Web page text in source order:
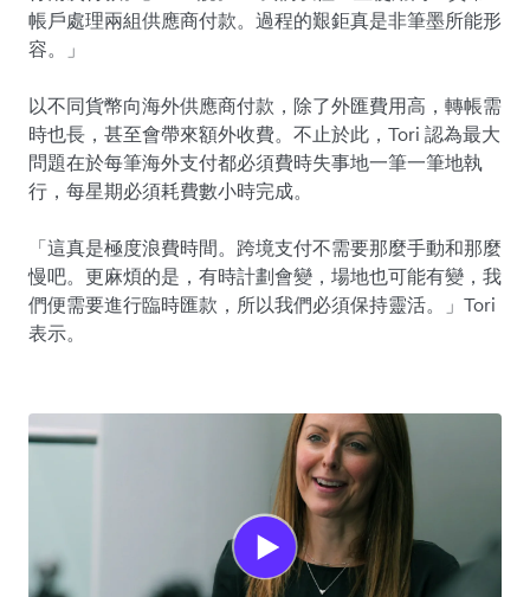
帳戶處理兩組供應商付款。過程的艱鉅真是非筆墨所能形
容。」
以不同貨幣向海外供應商付款，除了外匯費用高，轉帳需
時也長，甚至會帶來額外收費。不止於此，Tori 認為最大
問題在於每筆海外支付都必須費時失事地一筆一筆地執
行，每星期必須耗費數小時完成。
「這真是極度浪費時間。跨境支付不需要那麼手動和那麼
慢吧。更麻煩的是，有時計劃會變，場地也可能有變，我
們便需要進行臨時匯款，所以我們必須保持靈活。」Tori
表示。